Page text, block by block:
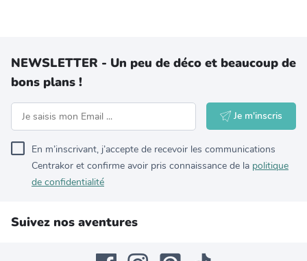
NEWSLETTER - Un peu de déco et beaucoup de
bons plans !
Je m'inscris
En m’inscrivant, j’accepte de recevoir les communications
Centrakor et confirme avoir pris connaissance de la politique
de confidentialité
Suivez nos aventures